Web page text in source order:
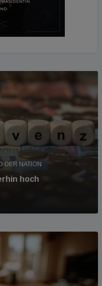
DER NATION
hoch